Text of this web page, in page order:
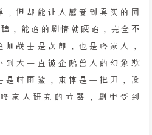
，但却能让人感受到真实的团
，能追的剧情就硬追，完全不
战士是次郎，也是咚家人，
到大一直被企鹅兽人的幻象欺
是村雨鲨，本体是一把刀，没
家人研究的武器，剧中受到